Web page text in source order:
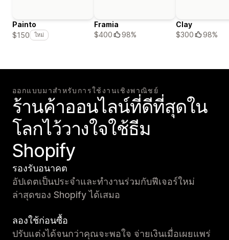
Painto
$150
ใหม่
Framia
$400
98%
Clay
$300
98%
ออกแบบมาสำหรับการใช้งานเชิงพาณิชย์
ร้านค้าออนไลน์ที่ดีที่สุดใน
โลกไว้วางใจใช้ธีม
Shopify
รองรับอนาคต
อัปเดตเป็นประจำและทำงานร่วมกับฟีเจอร์ใหม่
ล่าสุดของ Shopify ได้เสมอ
ลองใช้ก่อนซื้อ
ปรับแต่งได้จนกว่าคุณจะพอใจ จ่ายเงินเมื่อเผยแพร่